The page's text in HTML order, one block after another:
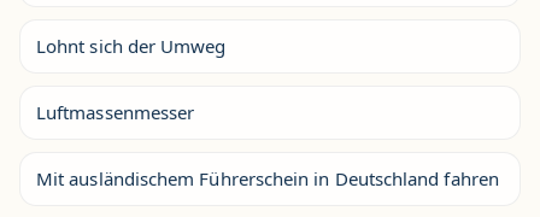
Lohnt sich der Umweg
Luftmassenmesser
Mit ausländischem Führerschein in Deutschland fahren